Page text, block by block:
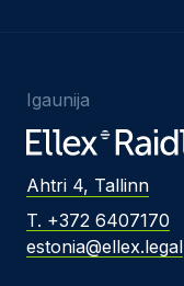
Igaunija
Ahtri 4, Tallinn
T. +372 6407170
estonia@ellex.legal